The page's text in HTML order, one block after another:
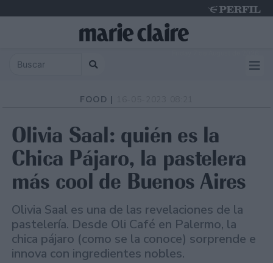
FOOD |
Olivia Saal: quién es la
Chica Pájaro, la pastelera
más cool de Buenos Aires
Olivia Saal es una de las revelaciones de la
pastelería. Desde Oli Café en Palermo, la
chica pájaro (como se la conoce) sorprende e
innova con ingredientes nobles.